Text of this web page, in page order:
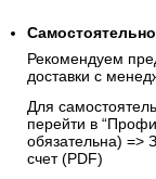
Самостоятельно
Рекомендуем
доставки с
Для
перейти в
обязательна) =>
счет (PDF)